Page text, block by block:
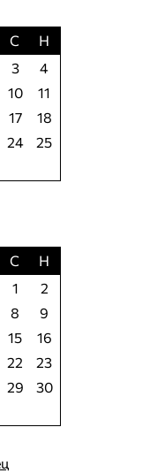
С
Н
3
4
10
11
17
18
24
25
С
Н
1
2
8
9
15
16
22
23
29
30